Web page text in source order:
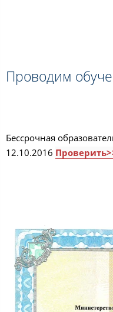
Проводим
Бессрочная
12.10.2016